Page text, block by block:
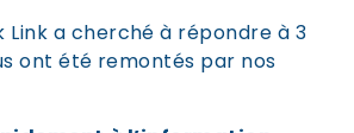
Link a cherché à répondre à 3
ont été remontés par nos